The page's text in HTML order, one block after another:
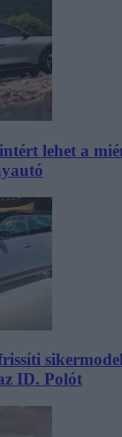
lehet a
ID. Polót